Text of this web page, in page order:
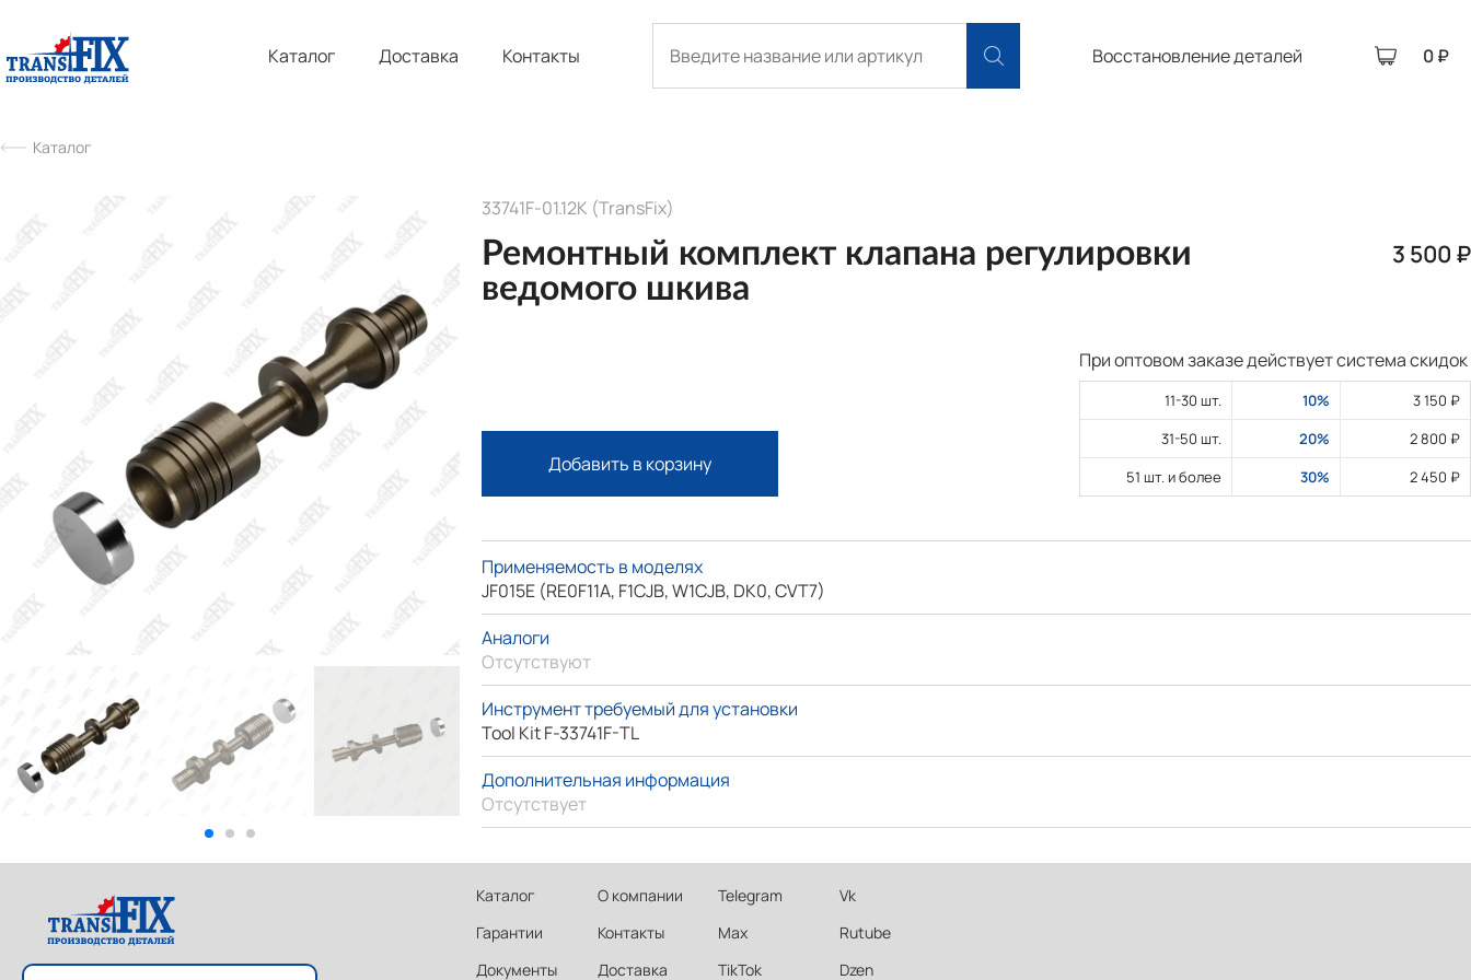
Каталог Доставка Контакты Восстановление деталей 0 ₽
Каталог
33741F-01.12K (TransFix)
Ремонтный комплект клапана регулировки
ведомого шкива
3 500 ₽
Добавить в корзину
При оптовом заказе действует система скидок
11-30 шт. 10%
3 150 ₽
31-50 шт.
20%
2 800 ₽
51 шт. и более
30% 2 450 ₽
Применяемость в моделях
JF015E (RE0F11A, F1CJB, W1CJB, DK0, CVT7)
Аналоги
Отсутствуют
Инструмент требуемый для установки
Tool Kit F-33741F-TL
Дополнительная информация
Отсутствует
Каталог
Гарантии
Документы
О компании
Контакты
Доставка
Telegram
Max
TikTok
Vk
Rutube
Dzen